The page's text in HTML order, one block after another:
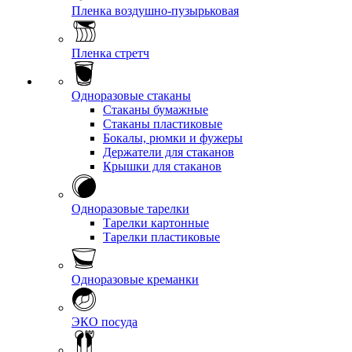
Пленка воздушно-пузырьковая
Пленка стретч
Одноразовые стаканы
Стаканы бумажные
Стаканы пластиковые
Бокалы, рюмки и фужеры
Держатели для стаканов
Крышки для стаканов
Одноразовые тарелки
Тарелки картонные
Тарелки пластиковые
Одноразовые креманки
ЭКО посуда